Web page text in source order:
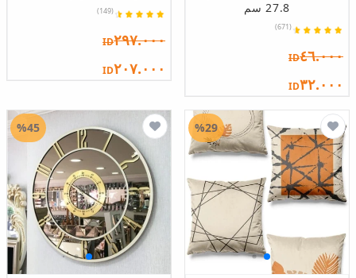
27.8 سم
(671)
ID٤٦.٠٠٠
ID٣٢.٠٠٠
(149)
ID٢٩٧.٠٠٠
ID٢٠٧.٠٠٠
%29
%45